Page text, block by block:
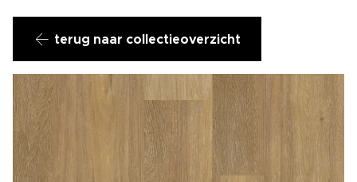
terug naar collectieoverzicht